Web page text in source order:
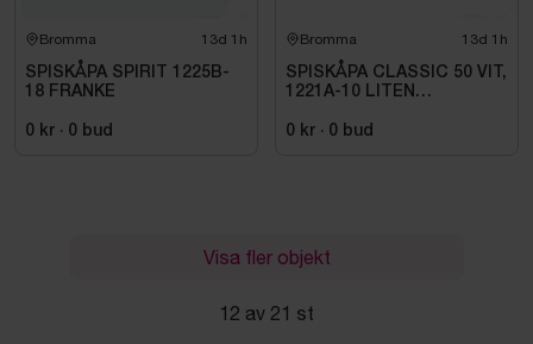
Bromma 13d 1h
SPISKÅPA SPIRIT 1225B-
18 FRANKE
0 kr · 0 bud
Bromma 13d 1h
SPISKÅPA CLASSIC 50 VIT,
1221A-10 LITEN
0 kr · 0 bud
Visa fler objekt
12 av 21 st